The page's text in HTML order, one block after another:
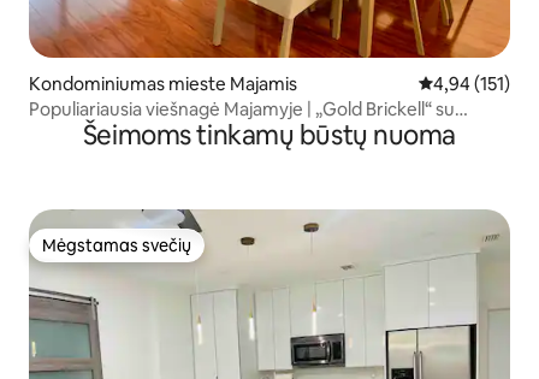
Kondominiumas mieste Majamis Vidutinis
4,94 (151)
Populiariausia viešnagė Majamyje | „Gold Brickell“ su
balkonu ir automobilių stovėjimo aikštele
Šeimoms tinkamų būstų nuoma
Mėgstamas svečių
Mėgstamas svečių